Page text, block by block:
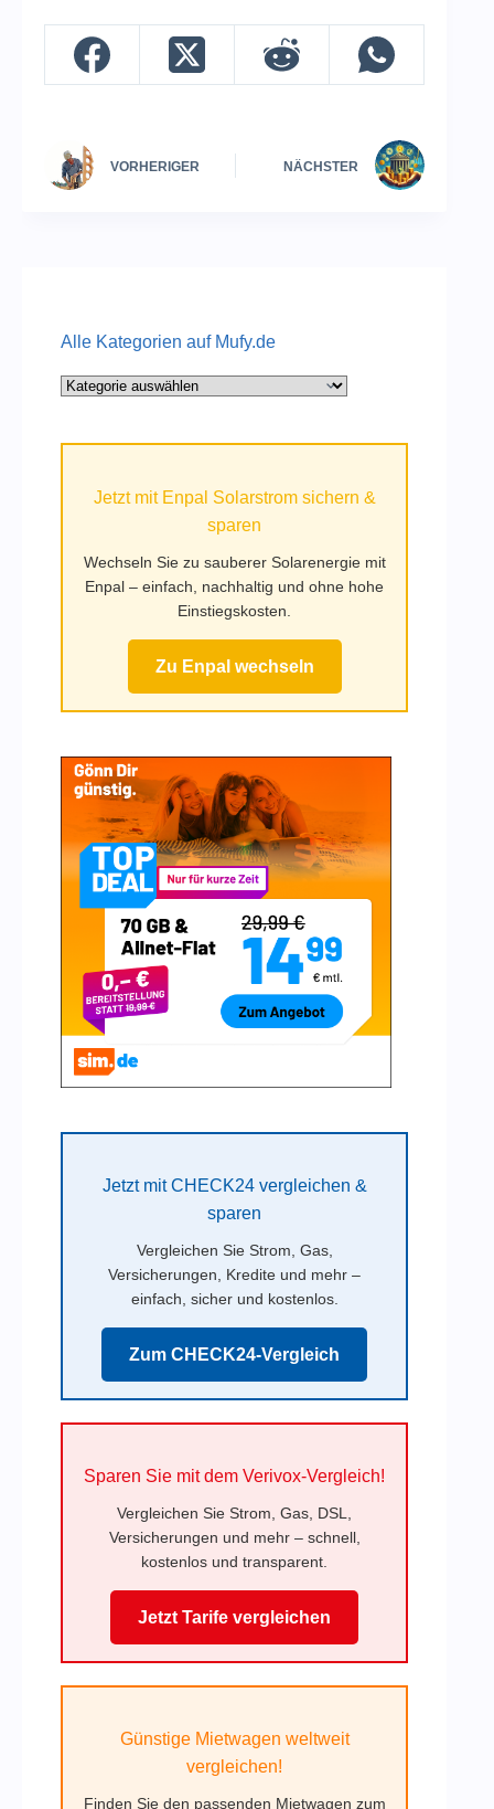
VORHERIGER NÄCHSTER
Alle Kategorien auf Mufy.de
Alle
Jetzt mit Enpal Solarstrom sichern &
sparen
Wechseln Sie zu sauberer Solarenergie mit
Enpal – einfach, nachhaltig und ohne hohe
Einstiegskosten.
Zu Enpal wechseln
Jetzt mit CHECK24 vergleichen &
sparen
Vergleichen Sie Strom, Gas,
Versicherungen, Kredite und mehr –
einfach, sicher und kostenlos.
Zum CHECK24-Vergleich
Sparen Sie mit dem Verivox-Vergleich!
Vergleichen Sie Strom, Gas, DSL,
Versicherungen und mehr – schnell,
kostenlos und transparent.
Jetzt Tarife vergleichen
Günstige Mietwagen weltweit
vergleichen!
Finden Sie den passenden Mietwagen zum